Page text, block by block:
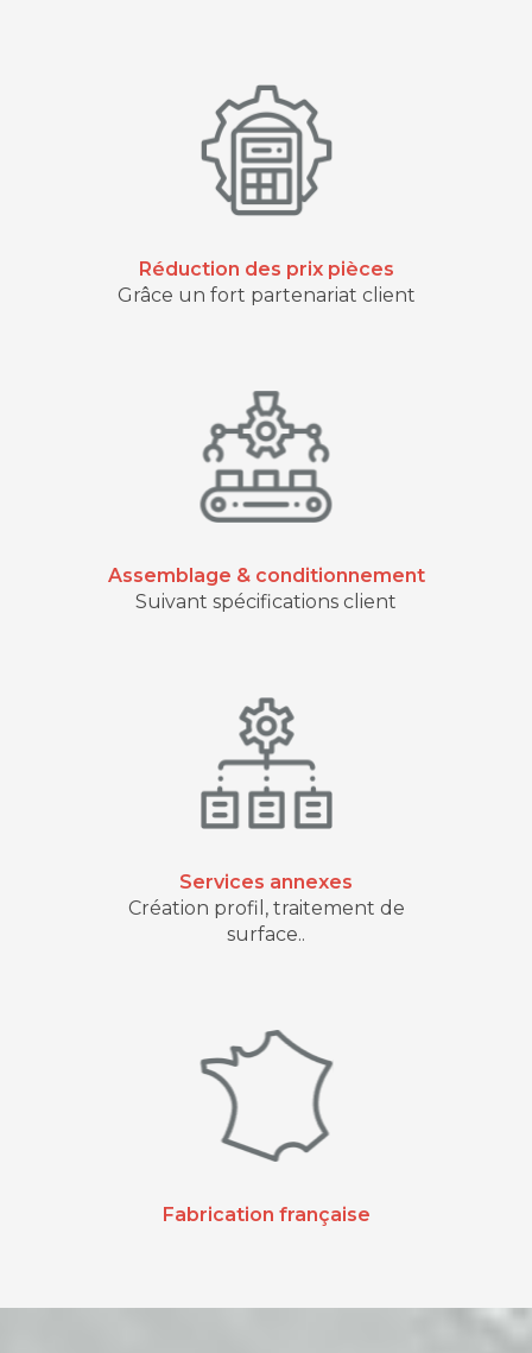
Réduction des prix pièces
Grâce un fort partenariat client
Assemblage & conditionnement
Suivant spécifications client
Services annexes
Création profil, traitement de
surface..
Fabrication française